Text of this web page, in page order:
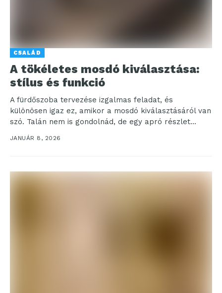
CSALÁD
A tökéletes mosdó kiválasztása:
stílus és funkció
A fürdőszoba tervezése izgalmas feladat, és
különösen igaz ez, amikor a mosdó kiválasztásáról van
szó. Talán nem is gondolnád, de egy apró részlet...
JANUÁR 8, 2026